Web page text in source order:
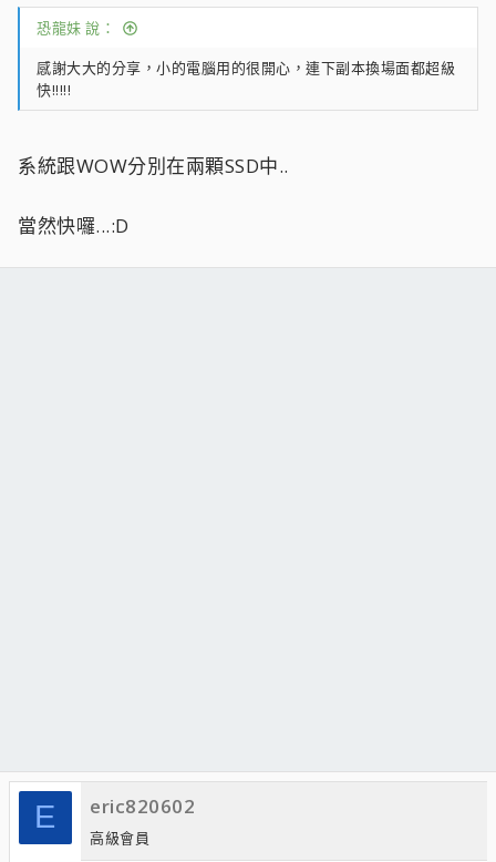
恐龍妹 說：
感謝大大的分享，小的電腦用的很開心，連下副本換場面都超級
快!!!!!
系統跟WOW分別在兩顆SSD中..
當然快囉...:D
E eric820602
高級會員